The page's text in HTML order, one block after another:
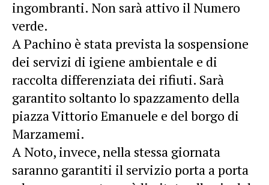
ingombranti. Non sarà attivo il Numero
verde.
A Pachino è stata prevista la sospensione
dei servizi di igiene ambientale e di
raccolta differenziata dei rifiuti. Sarà
garantito soltanto lo spazzamento della
piazza Vittorio Emanuele e del borgo di
Marzamemi.
A Noto, invece, nella stessa giornata
saranno garantiti il servizio porta a porta